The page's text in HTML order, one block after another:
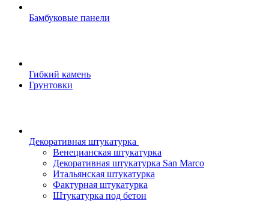
Бамбуковые панели
Гибкий камень
Грунтовки
Декоративная штукатурка
Венецианская штукатурка
Декоративная штукатурка San Marco
Итальянская штукатурка
Фактурная штукатурка
Штукатурка под бетон